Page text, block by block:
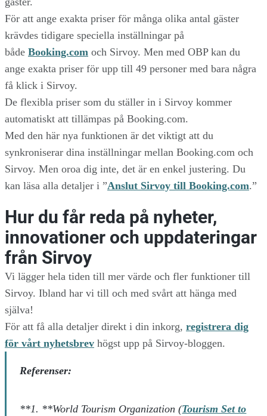
För att ange exakta priser för många olika antal gäster
krävdes tidigare speciella inställningar på
både Booking.com och Sirvoy. Men med OBP kan du
ange exakta priser för upp till 49 personer med bara några
få klick i Sirvoy.
De flexibla priser som du ställer in i Sirvoy kommer
automatiskt att tillämpas på Booking.com.
Med den här nya funktionen är det viktigt att du
synkroniserar dina inställningar mellan Booking.com och
Sirvoy. Men oroa dig inte, det är en enkel justering. Du
kan läsa alla detaljer i ”Anslut Sirvoy till Booking.com.”
Hur du får reda på nyheter,
innovationer och uppdateringar
från Sirvoy
Vi lägger hela tiden till mer värde och fler funktioner till
Sirvoy. Ibland har vi till och med svårt att hänga med
själva!
För att få alla detaljer direkt i din inkorg, registrera dig
för vårt nyhetsbrev högst upp på Sirvoy-bloggen.
Referenser:
**1. **World Tourism Organization (Tourism Set to